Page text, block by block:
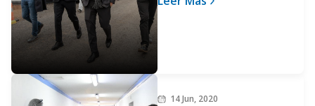
14 Jun, 2020